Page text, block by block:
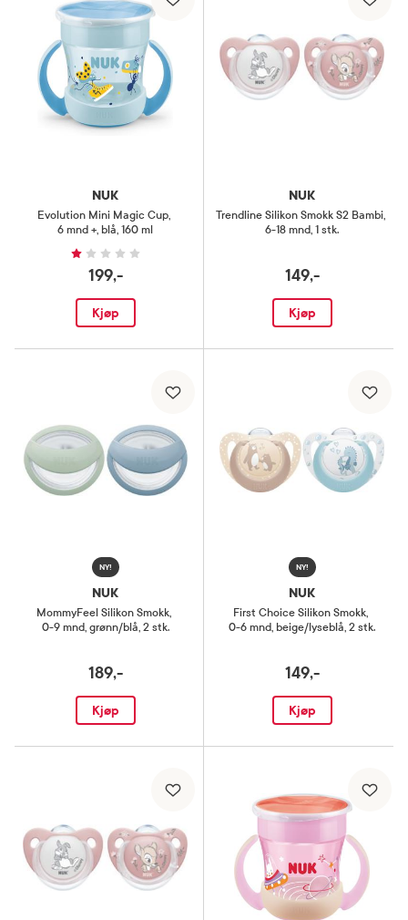
NUK
Evolution Mini Magic Cup,
6 mnd +, blå, 160 ml
199,-
Kjøp
NUK
Trendline Silikon Smokk S2 Bambi,
6-18 mnd, 1 stk.
149,-
Kjøp
NY!
NUK
MommyFeel Silikon Smokk,
0-9 mnd, grønn/blå, 2 stk.
189,-
Kjøp
NY!
NUK
First Choice Silikon Smokk,
0-6 mnd, beige/lyseblå, 2 stk.
149,-
Kjøp